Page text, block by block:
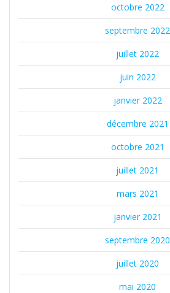
octobre 2022
septembre 2022
juillet 2022
juin 2022
janvier 2022
décembre 2021
octobre 2021
juillet 2021
mars 2021
janvier 2021
septembre 2020
juillet 2020
mai 2020